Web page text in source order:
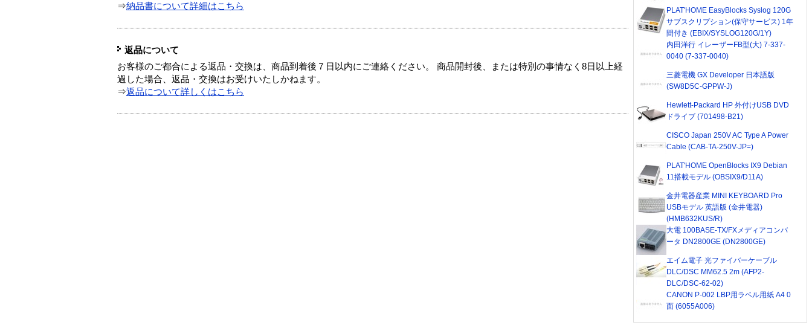
⇒納品書について詳細はこちら
返品について
お客様のご都合による返品・交換は、商品到着後７日以内にご連絡ください。 商品開封後、または特別の事情なく8日以上経
過した場合、返品・交換はお受けいたしかねます。
⇒返品について詳しくはこちら
PLAT'HOME EasyBlocks Syslog 120G
サブスクリプション(保守サービス) 1年
間付き (EBIX/SYSLOG120G/1Y)
内田洋行 イレーザーFB型(大) 7-337-
0040 (7-337-0040)
三菱電機 GX Developer 日本語版
(SW8D5C-GPPW-J)
Hewlett-Packard HP 外付けUSB DVD
ドライブ (701498-B21)
CISCO Japan 250V AC Type A Power
Cable (CAB-TA-250V-JP=)
PLAT'HOME OpenBlocks IX9 Debian
11搭載モデル (OBSIX9/D11A)
金井電器産業 MINI KEYBOARD Pro
USBモデル 英語版 (金井電器)
(HMB632KUS/R)
大電 100BASE-TX/FXメディアコンバ
ータ DN2800GE (DN2800GE)
エイム電子 光ファイバーケーブル
DLC/DSC MM62.5 2m (AFP2-
DLC/DSC-62-02)
CANON P-002 LBP用ラベル用紙 A4 0
面 (6055A006)